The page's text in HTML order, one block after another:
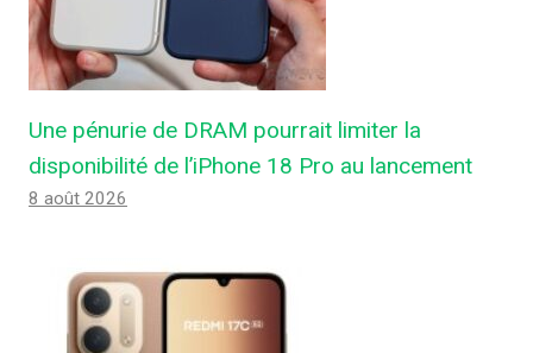
Une pénurie de DRAM pourrait limiter la
disponibilité de l’iPhone 18 Pro au lancement
8 août 2026